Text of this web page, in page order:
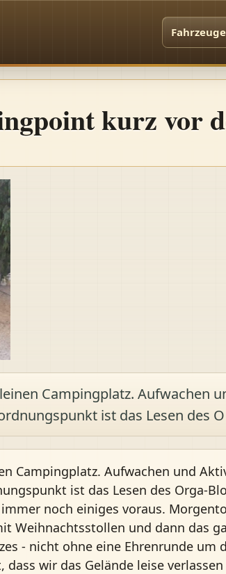
Fahrzeuge
kurz vor
Campingplatz. Aufwachen
ist das Lesen des O
Campingplatz. Aufwachen und
ist das Lesen des Orga-
noch einiges voraus.
Weihnachtsstollen und dann das
- nicht ohne eine Ehrenrunde um
wir das Gelände leise